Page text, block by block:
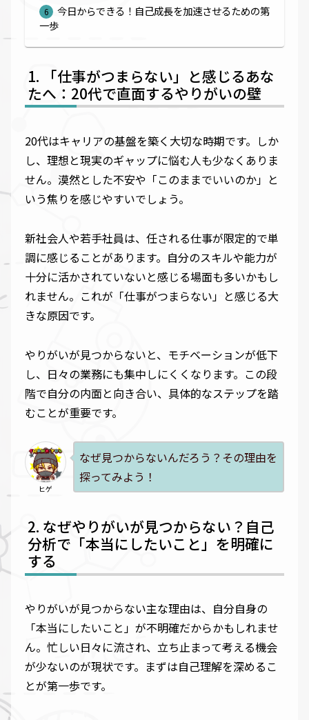
今日からできる！自己成長を加速させるための第
一歩
「仕事がつまらない」と感じるあな
たへ：20代で直面するやりがいの壁
20代はキャリアの基盤を築く大切な時期です。しか
し、理想と現実のギャップに悩む人も少なくありま
せん。漠然とした不安や「このままでいいのか」と
いう焦りを感じやすいでしょう。
新社会人や若手社員は、任される仕事が限定的で単
調に感じることがあります。自分のスキルや能力が
十分に活かされていないと感じる場面も多いかもし
れません。これが「仕事がつまらない」と感じる大
きな原因です。
やりがいが見つからないと、モチベーションが低下
し、日々の業務にも集中しにくくなります。この段
階で自分の内面と向き合い、具体的なステップを踏
むことが重要です。
ヒゲ
なぜ見つからないんだろう？その理由を
探ってみよう！
なぜやりがいが見つからない？自己
分析で「本当にしたいこと」を明確に
する
やりがいが見つからない主な理由は、自分自身の
「本当にしたいこと」が不明確だからかもしれませ
ん。忙しい日々に流され、立ち止まって考える機会
が少ないのが現状です。まずは自己理解を深めるこ
とが第一歩です。